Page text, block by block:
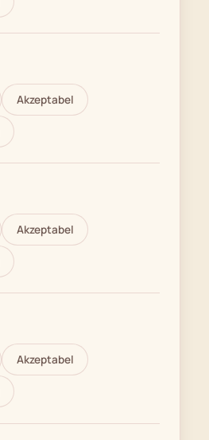
Akzeptabel
Akzeptabel
Akzeptabel